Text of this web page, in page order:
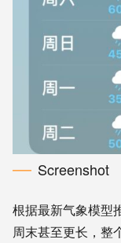
Screenshot
根据最新气象模型
周末甚至更长，整